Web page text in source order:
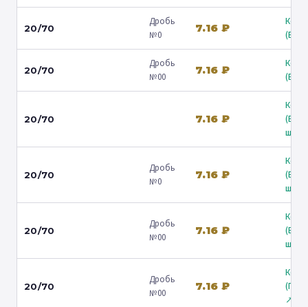
20/70
Дробь
№0
7.16 ₽
20/70
Дробь
№00
7.16 ₽
20/70 7.16 ₽
ш.) ↗
20/70
Дробь
№0
7.16 ₽
ш.) ↗
20/70
Дробь
№00
7.16 ₽
ш.) ↗
20/70
Дробь
№00
7.16 ₽
↗